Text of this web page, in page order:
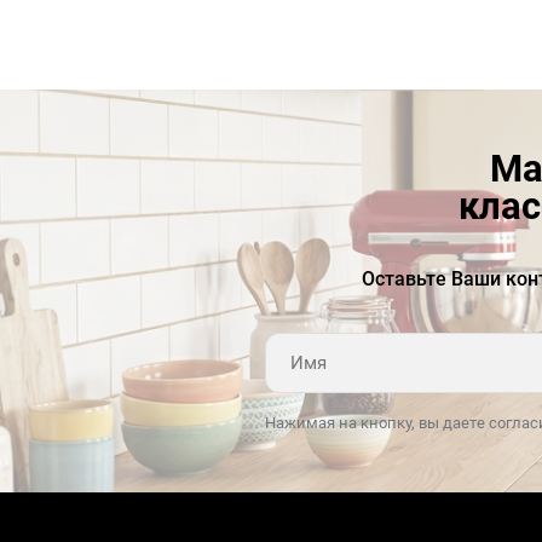
радужный торт? Отлично! Миксер поможет вам
сделать это и многое другое. С помощью входящих в
хлеба, пасты или пиццы, взбивать сливки и делать
пюре из картофеля.
Комплект стальных насадок
Особенность этой модели заключается в комплекте
насадок из крюка, лопатки и венчика, полностью
изготовленных из нержавеющей стали. Такое
исполнение обеспечивает потрясающую прочность и
допускает как ручную чистку, так и мойку в
Оставьте Ваши
Нажимая на кнопку, вы даете